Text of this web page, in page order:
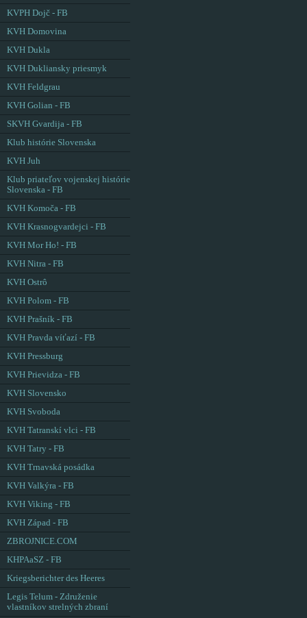
KVPH Dojč - FB
KVH Domovina
KVH Dukla
KVH Dukliansky priesmyk
KVH Feldgrau
KVH Golian - FB
SKVH Gvardija - FB
Klub histórie Slovenska
KVH Juh
Klub priateľov vojenskej histórie
Slovenska - FB
KVH Komoča - FB
KVH Krasnogvardejci - FB
KVH Mor Ho! - FB
KVH Nitra - FB
KVH Ostrô
KVH Polom - FB
KVH Prašník - FB
KVH Pravda víťazí - FB
KVH Pressburg
KVH Prievidza - FB
KVH Slovensko
KVH Svoboda
KVH Tatranskí vlci - FB
KVH Tatry - FB
KVH Trnavská posádka
KVH Valkýra - FB
KVH Viking - FB
KVH Západ - FB
ZBROJNICE.COM
KHPAaSZ - FB
Kriegsberichter des Heeres
Legis Telum - Združenie
vlastníkov strelných zbraní